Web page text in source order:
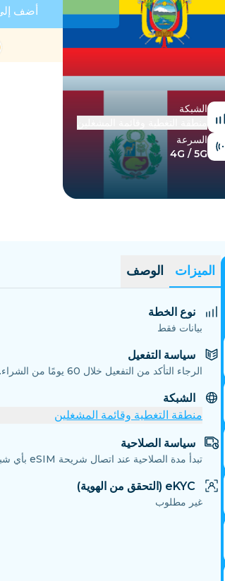
الشبكة
السرعة
4G / 5G
أضف
الميزات الوصف
نوع الخطة
بيانات فقط
سياسة التفعيل
الرجاء التأكد من التفعيل خلال 60 يومًا من الشراء.
الشبكة
منطقة التغطية وقائمة المشغلين
سياسة الصلاحية
تبدأ مدة الصلاحية عند اتصال شريحة eSIM بأي شبكة مدعومة.
eKYC (التحقق من الهوية)
غير مطلوب